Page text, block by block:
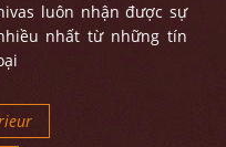
luôn nhận được sự
nhất từ những tín